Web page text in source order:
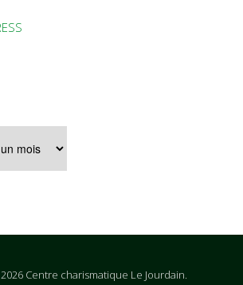
Centre charismatique Le Jourdain.